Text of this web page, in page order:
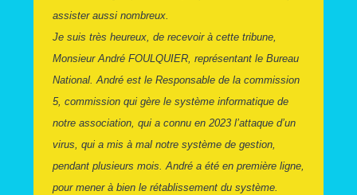
assister aussi nombreux.
Je suis très heureux, de recevoir à cette tribune,
Monsieur André FOULQUIER, représentant le Bureau
National. André est le Responsable de la commission
5, commission qui gère le système informatique de
notre association, qui a connu en 2023 l’attaque d’un
virus, qui a mis à mal notre système de gestion,
pendant plusieurs mois. André a été en première ligne,
pour mener à bien le rétablissement du système.